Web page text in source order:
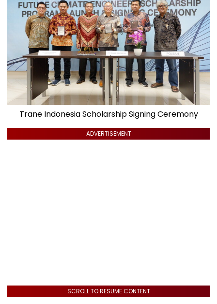
Trane Indonesia Scholarship Signing Ceremony
ADVERTISEMENT
SCROLL TO RESUME CONTENT